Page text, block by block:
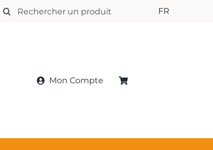
Rechercher: FR
Mon Compte